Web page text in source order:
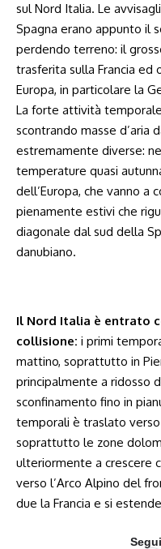
sul Nord Italia. Le
Spagna erano appunto il
perdendo terreno: il
trasferita sulla Francia ed
Europa, in particolare la
La forte attività
scontrando masse d’aria
estremamente diverse:
temperature quasi
dell’Europa, che vanno a
pienamente estivi che
diagonale dal sud della
danubiano.
Il Nord Italia è entrato
collisione: i primi
mattino, soprattutto in
principalmente a ridosso
sconfinamento fino in
temporali è traslato
soprattutto le zone
ulteriormente a crescere
verso l’Arco Alpino del
due la Francia e si